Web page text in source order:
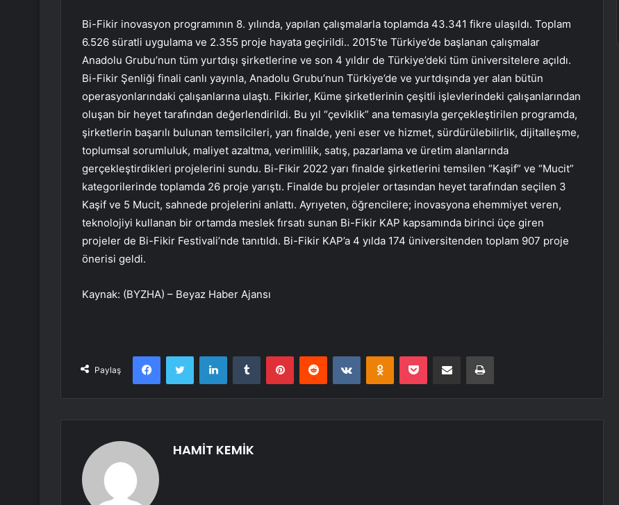
Bi-Fikir inovasyon programının 8. yılında, yapılan çalışmalarla toplamda 43.341 fikre ulaşıldı. Toplam
6.526 süratli uygulama ve 2.355 proje hayata geçirildi.. 2015’te Türkiye’de başlanan çalışmalar
Anadolu Grubu’nun tüm yurtdışı şirketlerine ve son 4 yıldır de Türkiye’deki tüm üniversitelere açıldı.
Bi-Fikir Şenliği finali canlı yayınla, Anadolu Grubu’nun Türkiye’de ve yurtdışında yer alan bütün
operasyonlarındaki çalışanlarına ulaştı. Fikirler, Küme şirketlerinin çeşitli işlevlerindeki çalışanlarından
oluşan bir heyet tarafından değerlendirildi. Bu yıl “çeviklik” ana temasıyla gerçekleştirilen programda,
şirketlerin başarılı bulunan temsilcileri, yarı finalde, yeni eser ve hizmet, sürdürülebilirlik, dijitalleşme,
toplumsal sorumluluk, maliyet azaltma, verimlilik, satış, pazarlama ve üretim alanlarında
gerçekleştirdikleri projelerini sundu. Bi-Fikir 2022 yarı finalde şirketlerini temsilen “Kaşif” ve “Mucit”
kategorilerinde toplamda 26 proje yarıştı. Finalde bu projeler ortasından heyet tarafından seçilen 3
Kaşif ve 5 Mucit, sahnede projelerini anlattı. Ayrıyeten, öğrencilere; inovasyona ehemmiyet veren,
teknolojiyi kullanan bir ortamda meslek fırsatı sunan Bi-Fikir KAP kapsamında birinci üçe giren
projeler de Bi-Fikir Festivali’nde tanıtıldı. Bi-Fikir KAP’a 4 yılda 174 üniversitenden toplam 907 proje
önerisi geldi.
Kaynak: (BYZHA) – Beyaz Haber Ajansı
Paylaş
FacebookTwitter LinkedInTumblr PinterestReddit VKontakteOdnoklassniki
Pocket E-Posta ile paylaş Yazdır
HAMİT KEMİK